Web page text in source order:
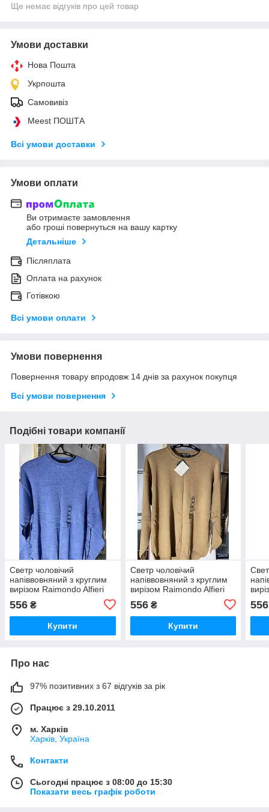
Ще немає відгуків про цей товар
Умови доставки
Нова Пошта
Укрпошта
Самовивіз
Meest ПОШТА
Всі умови доставки
Умови оплати
Ви отримаєте замовлення
або гроші повернуться на вашу картку
Детальніше
Післяплата
Оплата на рахунок
Готівкою
Всі умови оплати
Умови повернення
Повернення товару впродовж 14 днів за рахунок покупця
Всі умови повернення
Подібні товари компанії
Светр чоловічий
напіввовняний з круглим
вирізом Raimondo Alfieri
556 ₴
Купити
Светр чоловічий
напіввовняний з круглим
вирізом Raimondo Alfieri
556₴
Купити
556
Про нас
97% позитивних з 67 відгуків за рік
Працює з 29.10.2011
м. Харків
Харків, Україна
Контакти
Сьогодні працює з 08:00 до 15:30
Показати весь графік роботи